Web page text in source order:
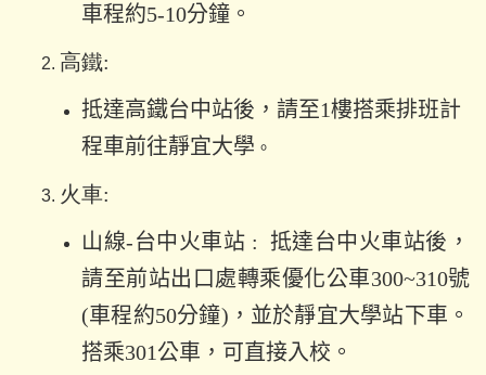
車程約5-10分鐘。
高鐵:
抵達高鐵台中站後，請至1樓搭乘排班計
程車前往靜宜大學 。
火車:
山線-台中火車站 : 抵達台中火車站後，
請至前站出口處轉乘優化公車300~310號
(車程約50分鐘)，並於靜宜大學站下車。
搭乘301公車，可直接入校。